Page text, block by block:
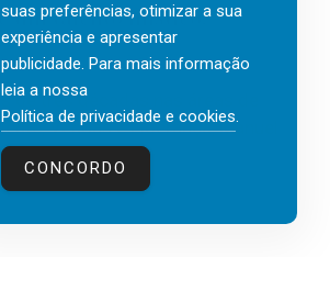
um talento místico.»
de três décadas nas áreas de
Vendas e Liderança, Manuel
da...
suas preferências, otimizar a sua
experiência e apresentar
publicidade. Para mais informação
leia a nossa
Política de privacidade e cookies.
CONCORDO